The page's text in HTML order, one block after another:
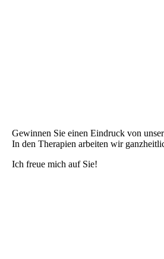
Gewinnen Sie einen Eindruck von
In den Therapien arbeiten wir
Ich freue mich auf Sie!